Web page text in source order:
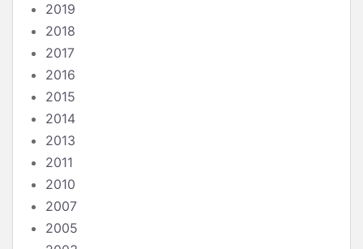
2019
2018
2017
2016
2015
2014
2013
2011
2010
2007
2005